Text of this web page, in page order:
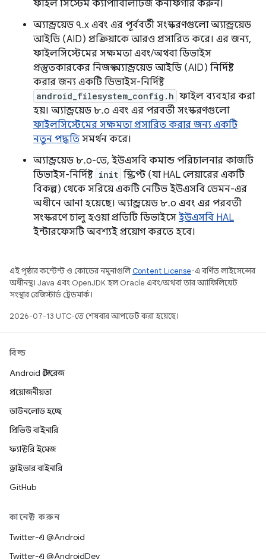
ফাইল সিস্টেম ক্যাপাবিলিটিজ কনফিগার করুন।
অ্যান্ড্রয়েড ৭.x এবং এর পূর্ববর্তী সংস্করণগুলো অ্যান্ড্রয়েড
আইডি (AID) প্রক্রিয়াকে আরও প্রসারিত করে। এর জন্য,
ফাইলসিস্টেমের সক্ষমতা এবং/অথবা ডিভাইস
প্রস্তুতকারকের নিজস্ব অ্যান্ড্রয়েড আইডি (AID) নির্দিষ্ট
করার জন্য একটি ডিভাইস-নির্দিষ্ট
android_filesystem_config.h ফাইল ব্যবহার করা
হয়। অ্যান্ড্রয়েড ৮.০ এবং এর পরবর্তী সংস্করণগুলো
ফাইলসিস্টেমের সক্ষমতা প্রসারিত করার জন্য একটি
নতুন পদ্ধতি সমর্থন করে।
অ্যান্ড্রয়েড ৮.০-তে, ইউএসবি কমান্ড পরিচালনার কাজটি
ডিভাইস-নির্দিষ্ট init স্ক্রিপ্ট (যা HAL লেয়ারের একটি
বিকল্প) থেকে সরিয়ে একটি নেটিভ ইউএসবি ডেমন-এর
অধীনে আনা হয়েছে। অ্যান্ড্রয়েড ৮.০ এবং এর পরবর্তী
সংস্করণে চালু হওয়া প্রতিটি ডিভাইসে ইউএসবি HAL
ইন্টারফেসটি অবশ্যই প্রয়োগ করতে হবে।
এই পৃষ্ঠার কন্টেন্ট ও কোডের নমুনাগুলিContent License-এ বর্ণিত লাইসেন্সের
অধীনস্থ। Java এবং OpenJDK হল Oracle এবং/অথবা তার অ্যাফিলিয়েট
সংস্থার রেজিস্টার্ড ট্রেডমার্ক।
2026-07-13 UTC-তে শেষবার আপডেট করা হয়েছে।
বিল্ড
Android স্টোরেজ
প্রয়োজনীয়তা
ডাউনলোড হচ্ছে
প্রিভিউ বাইনারি
ফ্যাক্টরি ইমেজ
ড্রাইভার বাইনারি
GitHub
কানেক্ট করুন
Twitter-এ @Android
Twitter-এ @AndroidDev